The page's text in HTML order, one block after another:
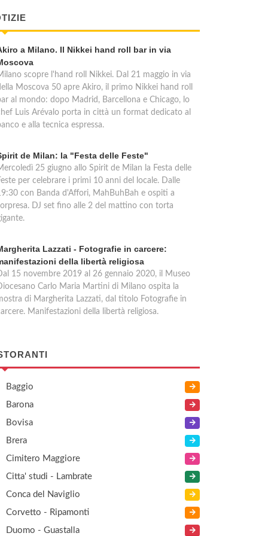
a Milano. Il Nikkei hand roll bar in via
scopre l'hand roll Nikkei. Dal 21 maggio in via
Moscova 50 apre Akiro, il primo Nikkei hand roll
al mondo: dopo Madrid, Barcellona e Chicago, lo
Luis Arévalo porta in città un format dedicato al
e alla tecnica espressa.
de Milan: la "Festa delle Feste"
25 giugno allo Spirit de Milan la Festa delle
per celebrare i primi 10 anni del locale. Dalle
con Banda d'Affori, MahBuhBah e ospiti a
DJ set fino alle 2 del mattino con torta
Lazzati - Fotografie in carcere:
della libertà religiosa
15 novembre 2019 al 26 gennaio 2020, il Museo
Carlo Maria Martini di Milano ospita la
di Margherita Lazzati, dal titolo Fotografie in
Manifestazioni della libertà religiosa.
Baggio
Barona
Bovisa
Brera
Cimitero Maggiore
Citta' studi - Lambrate
Conca del Naviglio
Corvetto - Ripamonti
Duomo - Guastalla